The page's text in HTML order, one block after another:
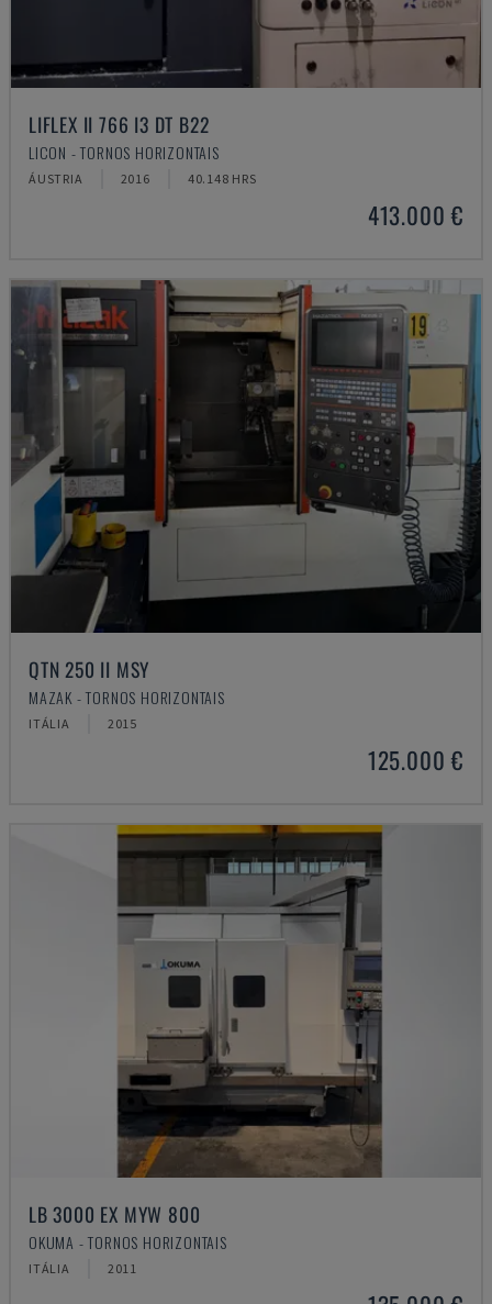
LIFLEX II 766 I3 DT B22
LICON - TORNOS HORIZONTAIS
ÁUSTRIA 2016 40.148 HRS
413.000 €
QTN 250 II MSY
MAZAK - TORNOS HORIZONTAIS
ITÁLIA 2015
125.000 €
LB 3000 EX MYW 800
OKUMA - TORNOS HORIZONTAIS
ITÁLIA 2011